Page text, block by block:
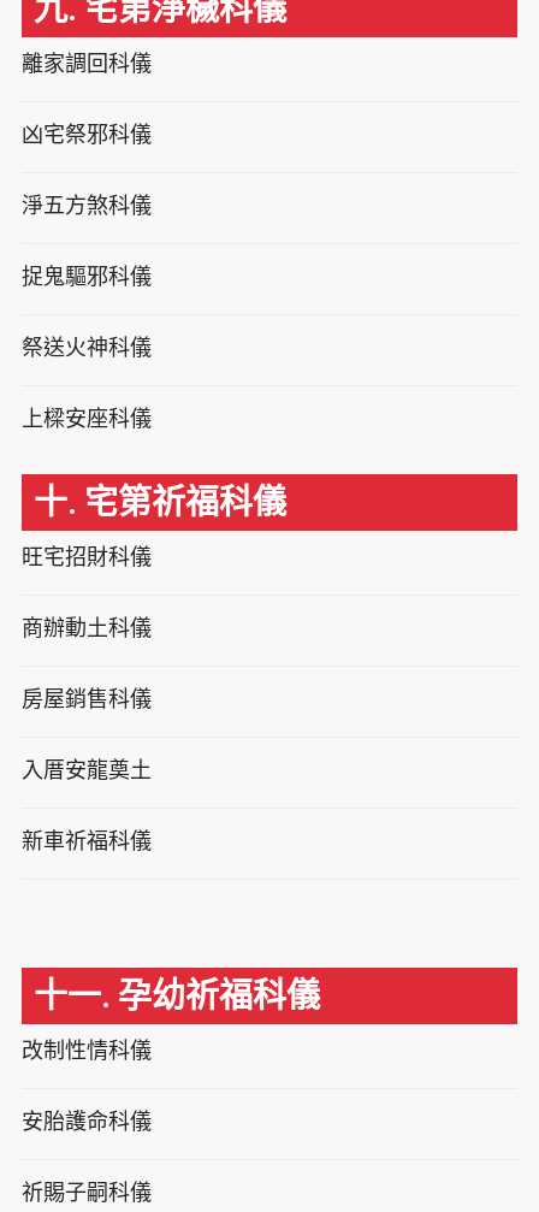
九. 宅第淨穢科儀
離家調回科儀
凶宅祭邪科儀
淨五方煞科儀
捉鬼驅邪科儀
祭送火神科儀
上樑安座科儀
十. 宅第祈福科儀
旺宅招財科儀
商辦動土科儀
房屋銷售科儀
入厝安龍奠土
新車祈福科儀
十一. 孕幼祈福科儀
改制性情科儀
安胎護命科儀
祈賜子嗣科儀